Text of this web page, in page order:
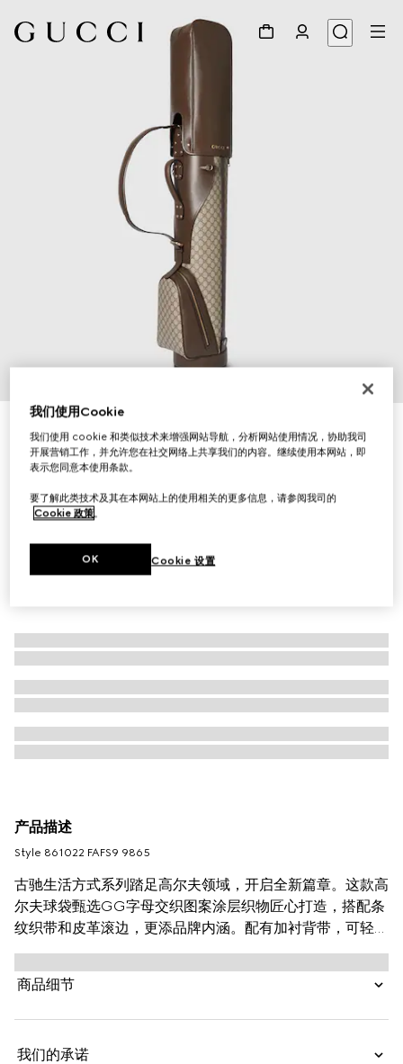
饰织带细节高尔夫球袋
€ 20.000
产品描述
Style ‎861022 FAFS9 9865
古驰生活方式系列踏足高尔夫领域，开启全新篇章。这款高
尔夫球袋甄选GG字母交织图案涂层织物匠心打造，搭配条
纹织带和皮革滚边，更添品牌内涵。配有加衬背带，可轻松
切换手提或肩背造型。
商品细节
我们的承诺
我们使用Cookie
我们使用 cookie 和类似技术来增强网站导航，分析网站使用情况，协助我司
开展营销工作，并允许您在社交网络上共享我们的内容。继续使用本网站，即
表示您同意本使用条款。
要了解此类技术及其在本网站上的使用相关的更多信息，请参阅我司的
Cookie 政策。
Cookie 设置
OK